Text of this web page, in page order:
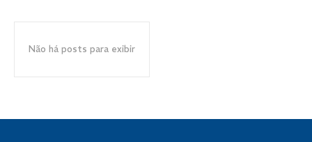
Não há posts para exibir